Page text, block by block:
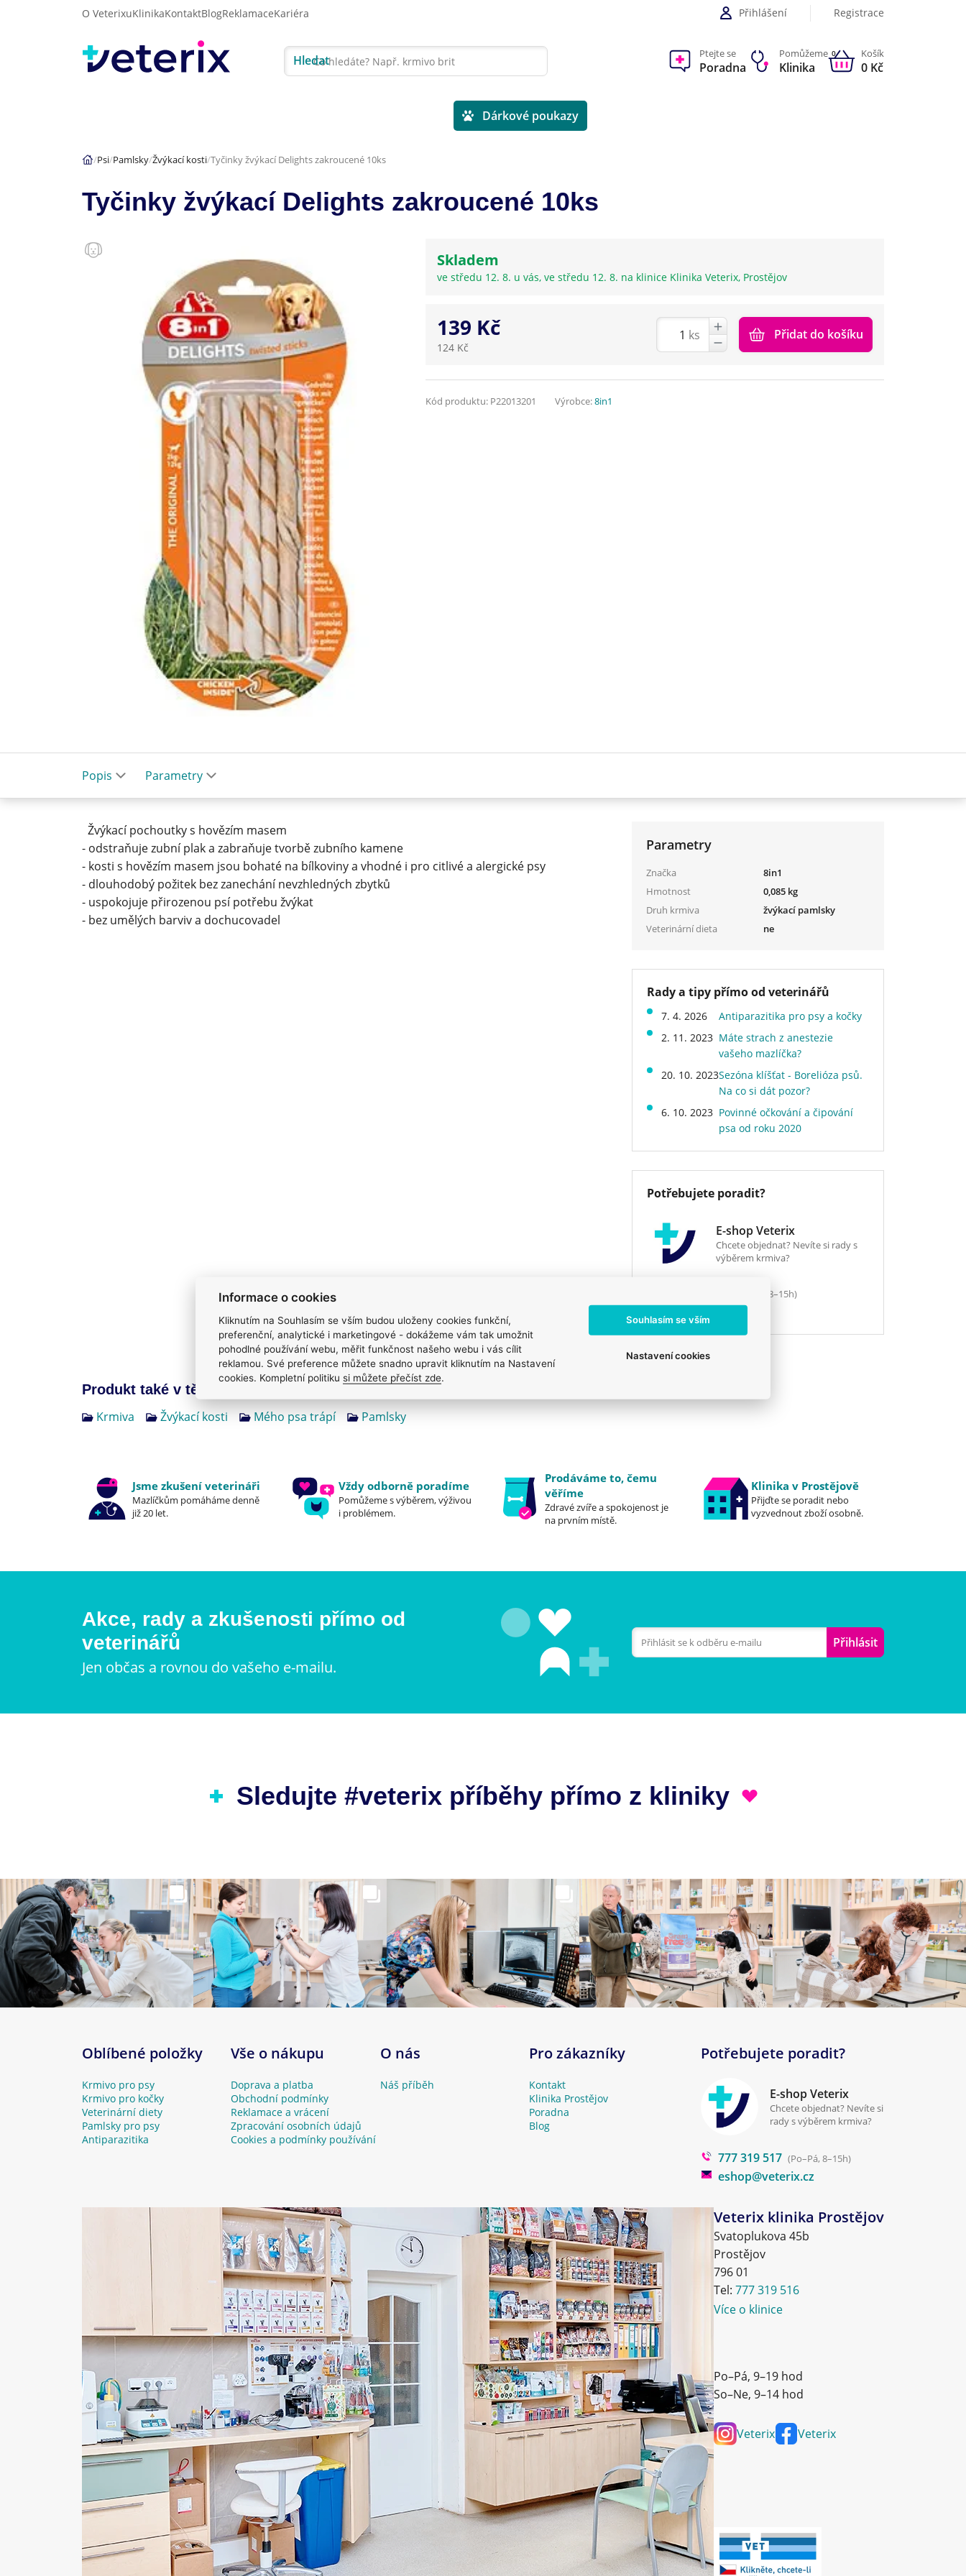
O VeterixuKlinikaKontaktBlogReklamaceKariéra Přihlášení Registrace
Hledat Ptejte se
Poradna
Pomůžeme
Klinika
0 Košík
0 Kč
Dárkové poukazy
Psi Pamlsky Žvýkací kosti Tyčinky žvýkací Delights zakroucené 10ks
Tyčinky žvýkací Delights zakroucené 10ks
Skladem
ve středu 12. 8. u vás, ve středu 12. 8. na klinice Klinika Veterix, Prostějov
139 Kč
124 Kč
ks Přidat do košíku
Kód produktu: P22013201 Výrobce:8in1
Popis Parametry
Žvýkací pochoutky s hovězím masem
- odstraňuje zubní plak a zabraňuje tvorbě zubního kamene
- kosti s hovězím masem jsou bohaté na bílkoviny a vhodné i pro citlivé a alergické psy
- dlouhodobý požitek bez zanechání nevzhledných zbytků
- uspokojuje přirozenou psí potřebu žvýkat
- bez umělých barviv a dochucovadel
Parametry
Značka
8in1
Hmotnost
0,085 kg
Druh krmiva
žvýkací pamlsky
Veterinární dieta
ne
Rady a tipy přímo od veterinářů
7. 4. 2026
Antiparazitika pro psy a kočky
2. 11. 2023 Máte strach z anestezie
vašeho mazlíčka?
20. 10. 2023Sezóna klíšťat - Borelióza psů.
Na co si dát pozor?
6. 10. 2023 Povinné očkování a čipování
psa od roku 2020
Potřebujete poradit?
E-shop Veterix
Chcete objednat? Nevíte si rady s
výběrem krmiva?
(Po–Pá, 8–15h)
eshop@veterix.cz
Produkt také v těchto kategoriích
Krmiva
Žvýkací kosti Mého psa trápí Pamlsky
Jsme zkušení veterináři
Mazlíčkům pomáháme denně
již 20 let.
Vždy odborně poradíme
Pomůžeme s výběrem, výživou
i problémem.
Prodáváme to, čemu
věříme
Zdravé zvíře a spokojenost je
na prvním místě.
Klinika v Prostějově
Přijďte se poradit nebo
vyzvednout zboží osobně.
Akce, rady a zkušenosti přímo od
veterinářů
Jen občas a rovnou do vašeho e-mailu.
Přihlásit
Sledujte #veterix příběhy přímo z kliniky
Oblíbené položky
Krmivo pro psy
Krmivo pro kočky
Veterinární diety
Pamlsky pro psy
Antiparazitika
Vše o nákupu
Doprava a platba
Obchodní podmínky
Reklamace a vrácení
Zpracování osobních údajů
Cookies a podmínky používání
O nás
Náš příběh
Pro zákazníky
Kontakt
Klinika Prostějov
Poradna
Blog
Potřebujete poradit?
E-shop Veterix
Chcete objednat? Nevíte si
rady s výběrem krmiva?
777 319 517 (Po–Pá, 8–15h)
eshop@veterix.cz
Veterix klinika Prostějov
Svatoplukova 45b
Prostějov
796 01
Tel: 777 319 516
Více o klinice
Po–Pá, 9–19 hod
So–Ne, 9–14 hod
Veterix Veterix
Informace o cookies
Kliknutím na Souhlasím se vším budou uloženy cookies funkční,
preferenční, analytické i marketingové - dokážeme vám tak umožnit
pohodlné používání webu, měřit funkčnost našeho webu i vás cílit
reklamou. Své preference můžete snadno upravit kliknutím na Nastavení
cookies. Kompletní politiku si můžete přečíst zde.
Souhlasím se vším
Nastavení cookies